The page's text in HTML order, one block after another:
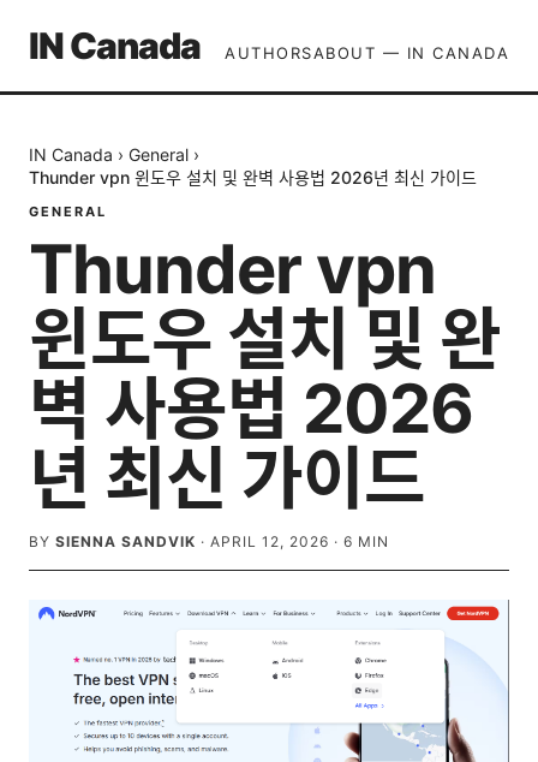
IN Canada AUTHORSABOUT — IN CANADA
IN Canada › General ›
Thunder vpn 윈도우 설치 및 완벽 사용법 2026년 최신 가이드
GENERAL
Thunder vpn
윈도우 설치 및 완
벽 사용법 2026
년 최신 가이드
BY SIENNA SANDVIK · APRIL 12, 2026 · 6 MIN